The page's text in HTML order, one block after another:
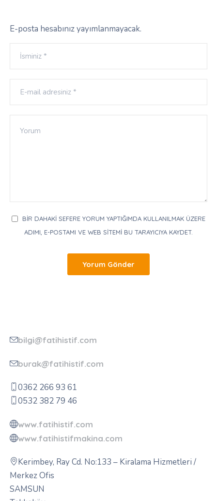
E-posta hesabınız yayımlanmayacak.
BIR DAHAKI SEFERE YORUM YAPTIĞIMDA KULLANILMAK ÜZERE
ADIMI, E-POSTAMI VE WEB SITEMI BU TARAYICIYA KAYDET.
bilgi@fatihistif.com
burak@fatihistif.com
0362 266 93 61
0532 382 79 46
www.fatihistif.com
www.fatihistifmakina.com
Kerimbey, Ray Cd. No:133 – Kiralama Hizmetleri /
Merkez Ofis
SAMSUN